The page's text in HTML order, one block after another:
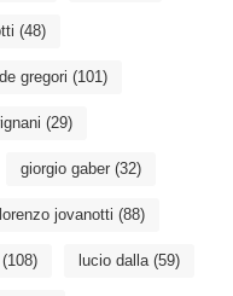
(48)
gregori (101)
(29)
giorgio gaber(32)
lorenzo jovanotti (88)
(108) lucio dalla(59)